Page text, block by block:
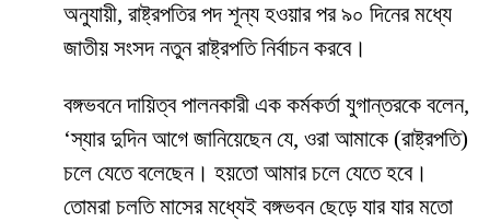
অনুযায়ী, রাষ্ট্রপতির পদ শূন্য হওয়ার পর ৯০ দিনের মধ্যে
জাতীয় সংসদ নতুন রাষ্ট্রপতি নির্বাচন করবে।
বঙ্গভবনে দায়িত্ব পালনকারী এক কর্মকর্তা যুগান্তরকে বলেন,
‘স্যার দুদিন আগে জানিয়েছেন যে, ওরা আমাকে (রাষ্ট্রপতি)
চলে যেতে বলেছেন। হয়তো আমার চলে যেতে হবে।
তোমরা চলতি মাসের মধ্যেই বঙ্গভবন ছেড়ে যার যার মতো